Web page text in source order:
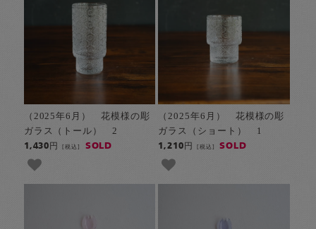
（2025年6月） 花模様の彫
ガラス（トール） 2
1,430円[税込] SOLD
（2025年6月） 花模様の彫
ガラス（ショート） 1
1,210円 [税込] SOLD